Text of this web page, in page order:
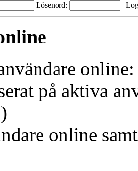
Lösenord: |
på aktiva
online